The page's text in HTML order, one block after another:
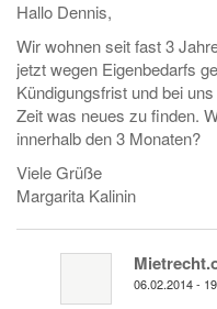
Hallo Dennis,
Wir wohnen seit fast 3
jetzt wegen Eigenbedarfs
Kündigungsfrist und bei
Zeit was neues zu finden.
innerhalb den 3 Monaten?
Viele Grüße
Margarita Kalinin
06.02.2014 -